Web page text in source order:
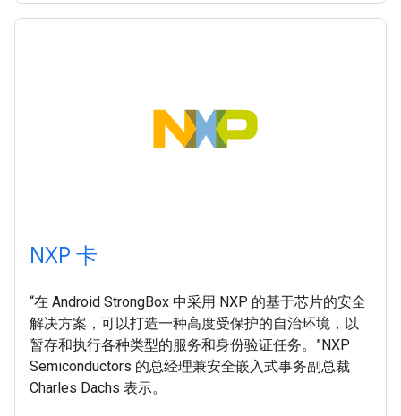
NXP 卡
“在 Android StrongBox 中采用 NXP 的基于芯片的安全
解决方案，可以打造一种高度受保护的自治环境，以
暂存和执行各种类型的服务和身份验证任务。”NXP
Semiconductors 的总经理兼安全嵌入式事务副总裁
Charles Dachs 表示。